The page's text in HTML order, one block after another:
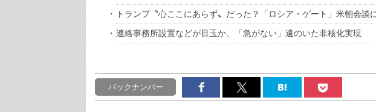
トランプ〝心ここにあらず〟だった？「ロシア・ゲート」米朝会談
連絡事務所設置などが目玉か、「急がない」遠のいた非核化実現
バックナンバー